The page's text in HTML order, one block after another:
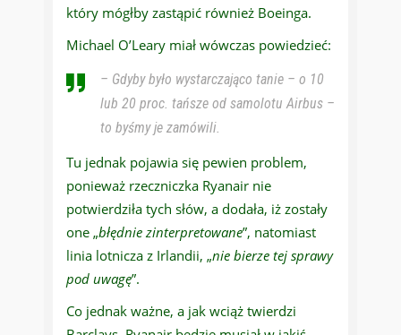
który mógłby zastąpić również Boeinga.
Michael O’Leary miał wówczas powiedzieć:
– Gdyby było wystarczająco tanie – o 10
lub 20 proc. tańsze od samolotu Airbus –
to byśmy je zamówili.
Tu jednak pojawia się pewien problem,
ponieważ rzeczniczka Ryanair nie
potwierdziła tych słów, a dodała, iż zostały
one „błędnie zinterpretowane”, natomiast
linia lotnicza z Irlandii, „nie bierze tej sprawy
pod uwagę”.
Co jednak ważne, a jak wciąż twierdzi